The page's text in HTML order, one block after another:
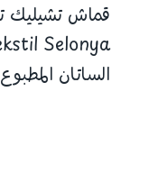
الساتان المطبوع